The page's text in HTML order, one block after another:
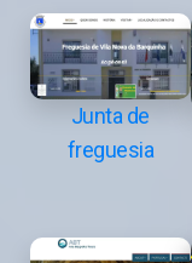
Junta de
freguesia